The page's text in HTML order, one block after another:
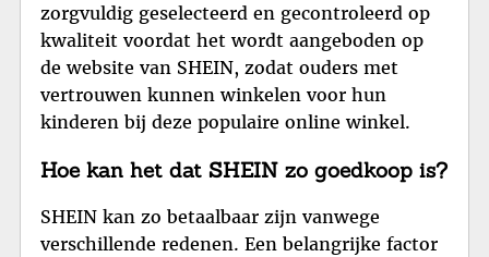
zorgvuldig geselecteerd en gecontroleerd op
kwaliteit voordat het wordt aangeboden op
de website van SHEIN, zodat ouders met
vertrouwen kunnen winkelen voor hun
kinderen bij deze populaire online winkel.
Hoe kan het dat SHEIN zo goedkoop is?
SHEIN kan zo betaalbaar zijn vanwege
verschillende redenen. Een belangrijke factor